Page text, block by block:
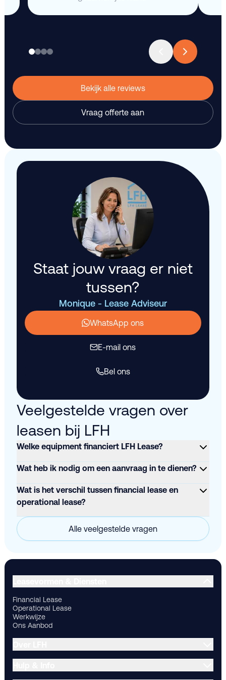
Bekijk alle reviews
Vraag offerte aan
Staat jouw vraag er niet
tussen?
Monique - Lease Adviseur
WhatsApp ons
E-mail ons
Bel ons
Veelgestelde vragen over
leasen bij LFH
Welke equipment financiert LFH Lease?
Wat heb ik nodig om een aanvraag in te dienen?
Wat is het verschil tussen financial lease en
operational lease?
Alle veelgestelde vragen
Financial Lease
Operational Lease
Werkwijze
Ons Aanbod